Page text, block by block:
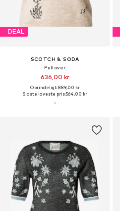
DEAL
SCOTCH & SODA
Pullover
636,00 kr
Oprindeligt: 889,00 kr
Sidste laveste pris:564,00 kr